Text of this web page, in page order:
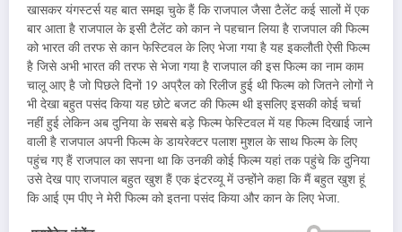
खासकर यंगस्टर्स यह बात समझ चुके हैं कि राजपाल जैसा टैलेंट कई सालों में एक
बार आता है राजपाल के इसी टैलेंट को कान ने पहचान लिया है राजपाल की फिल्म
को भारत की तरफ से कान फेस्टिवल के लिए भेजा गया है यह इकलौती ऐसी फिल्म
है जिसे अभी भारत की तरफ से भेजा गया है राजपाल की इस फिल्म का नाम काम
चालू आए है जो पिछले दिनों 19 अप्रैल को रिलीज हुई थी फिल्म को जितने लोगों ने
भी देखा बहुत पसंद किया यह छोटे बजट की फिल्म थी इसलिए इसकी कोई चर्चा
नहीं हुई लेकिन अब दुनिया के सबसे बड़े फिल्म फेस्टिवल में यह फिल्म दिखाई जाने
वाली है राजपाल अपनी फिल्म के डायरेक्टर पलाश मुशल के साथ फिल्म के लिए
पहुंच गए हैं राजपाल का सपना था कि उनकी कोई फिल्म यहां तक पहुंचे कि दुनिया
उसे देख पाए राजपाल बहुत खुश हैं एक इंटरव्यू में उन्होंने कहा कि मैं बहुत खुश हूं
कि आई एम पीए ने मेरी फिल्म को इतना पसंद किया और कान के लिए भेजा.